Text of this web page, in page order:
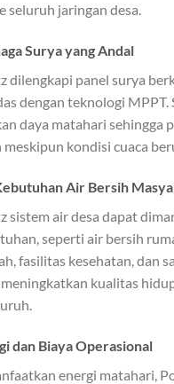
seluruh jaringan desa.
Surya yang Andal
dilengkapi panel surya
dengan teknologi MPPT.
daya matahari sehingga
meskipun kondisi cuaca
Air Bersih
sistem air desa dapat
seperti air bersih
fasilitas kesehatan, dan
kualitas
dan Biaya Operasional
energi matahari,